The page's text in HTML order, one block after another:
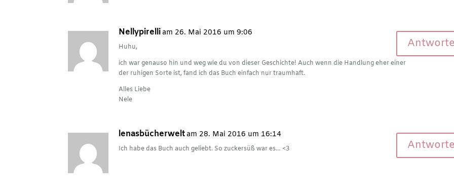
Nellypirelli am 26. Mai 2016 um 9:06
Huhu,
ich war genauso hin und weg wie du von dieser Geschichte! Auch wenn die Handlung eher einer
der ruhigen Sorte ist, fand ich das Buch einfach nur traumhaft.
Alles Liebe
Nele
lenasbücherwelt am 28. Mai 2016 um 16:14
Ich habe das Buch auch geliebt. So zuckersüß war es… <3